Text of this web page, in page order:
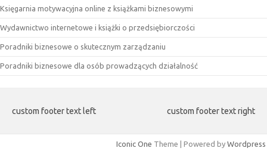
Księgarnia motywacyjna online z książkami biznesowymi
Wydawnictwo internetowe i książki o przedsiębiorczości
Poradniki biznesowe o skutecznym zarządzaniu
Poradniki biznesowe dla osób prowadzących działalność
custom footer text left custom footer text right
Iconic One Theme | Powered by Wordpress